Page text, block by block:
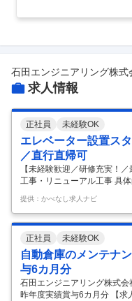
石田エンジニアリング株式
求人情報
正社員 未経験OK
エレベーター設置ス
／直行直帰可
【未経験歓迎／研修充実！
工事・リニューアル工事 具
設・工場などへエレベータ
る？ ・数十種類ある部品を
トする ・エレベーターの押
ムをはがす など。 部品や工
す。 Q.期間はどれくらい？
の規模により年単位のビッグ
・マンション：1～2台 ・オ
提供：かべなし求人ナビ
正社員 未経験OK
自動倉庫のメンテナ
与6カ月分
石田エンジニアリング株式
昨年度実績賞与6カ月分 【